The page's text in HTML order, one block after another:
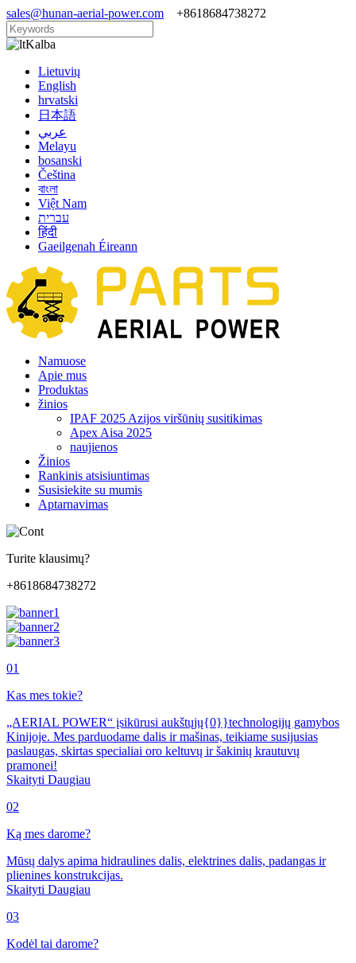
sales@hunan-aerial-power.com +8618684738272
Kalba
Lietuvių
English
hrvatski
日本語
عربي
Melayu
bosanski
Čeština
বাংলা
Việt Nam
עברית
हिंदी
Gaeilgenah Éireann
Namuose
Apie mus
Produktas
žinios
IPAF 2025 Azijos viršūnių susitikimas
Apex Aisa 2025
naujienos
Žinios
Rankinis atsisiuntimas
Susisiekite su mumis
Aptarnavimas
Turite klausimų?
+8618684738272
01
Kas mes tokie?
„AERIAL POWER“ įsikūrusi aukštųjų{0}}technologijų gamybos
Kinijoje. Mes parduodame dalis ir mašinas, teikiame susijusias
paslaugas, skirtas specialiai oro keltuvų ir šakinių krautuvų
pramonei!
Skaityti Daugiau
02
Ką mes darome?
Mūsų dalys apima hidraulines dalis, elektrines dalis, padangas ir
plienines konstrukcijas.
Skaityti Daugiau
03
Kodėl tai darome?